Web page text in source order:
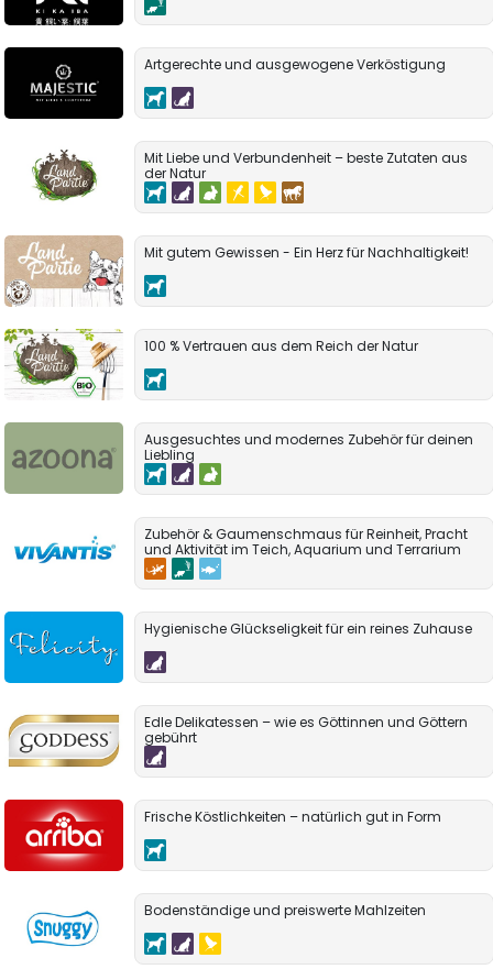
Artgerechte und ausgewogene Verköstigung
Mit Liebe und Verbundenheit – beste Zutaten aus
der Natur
Mit gutem Gewissen - Ein Herz für Nachhaltigkeit!
100 % Vertrauen aus dem Reich der Natur
Ausgesuchtes und modernes Zubehör für deinen
Liebling
Zubehör & Gaumenschmaus für Reinheit, Pracht
und Aktivität im Teich, Aquarium und Terrarium
Hygienische Glückseligkeit für ein reines Zuhause
Edle Delikatessen – wie es Göttinnen und Göttern
gebührt
Frische Köstlichkeiten – natürlich gut in Form
Bodenständige und preiswerte Mahlzeiten